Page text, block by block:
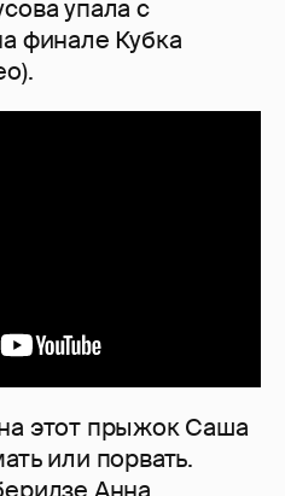
упала с
финале Кубка
этот прыжок Саша
или порвать.